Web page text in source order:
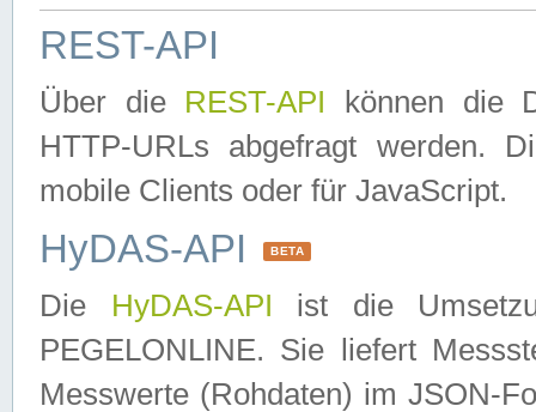
REST-API
Über die REST-API können die
HTTP-URLs abgefragt werden.
mobile Clients oder für JavaScript.
HyDAS-API BETA
Die HyDAS-API ist die
PEGELONLINE. Sie liefert
Messwerte (Rohdaten) im JSON-